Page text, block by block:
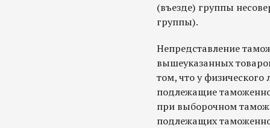
(въезде) группы
группы).
Непредставление
вышеуказанных
том, что у физического
подлежащие
при выборочном
подлежащих